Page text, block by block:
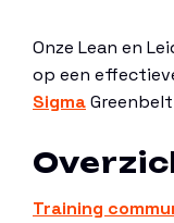
Onze Lean en
op een
Sigma
Training